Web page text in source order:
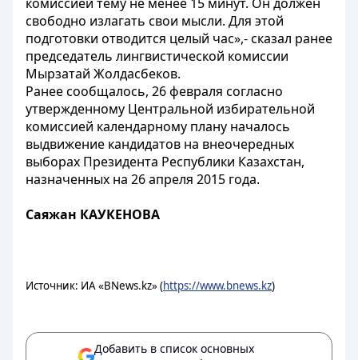
свободно излагать свои мысли. Для этой
подготовки отводится целый час»,- сказал ранее
председатель лингвистической комиссии
Мырзатай Жолдасбеков.
Ранее сообщалось, 26 февраля согласно
утвержденному Центральной избирательной
комиссией календарному плану началось
выдвижение кандидатов на внеочередных
выборах Президента Республики Казахстан,
назначенных на 26 апреля 2015 года.
Саяжан КАУКЕНОВА
Источник: ИА «BNews.kz» (https://www.bnews.kz)
Добавить в список основных